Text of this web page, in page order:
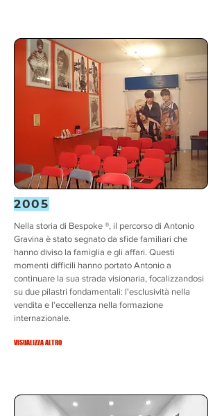
2005
Nella storia di Bespoke ®, il percorso di Antonio
Gravina è stato segnato da sfide familiari che
hanno diviso la famiglia e gli affari. Questi
momenti difficili hanno portato Antonio a
continuare la sua strada visionaria, focalizzandosi
su due pilastri fondamentali: l'esclusività nella
vendita e l'eccellenza nella formazione
internazionale.
VISUALIZZA ALTRO